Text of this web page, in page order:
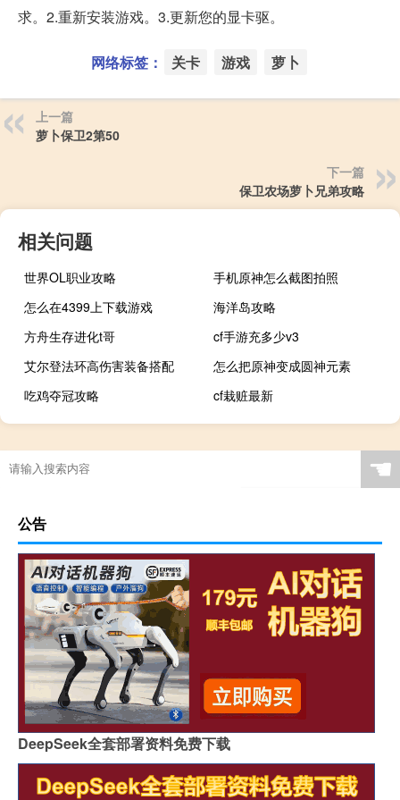
求。2.重新安装游戏。3.更新您的显卡驱。
网络标签： 关卡 游戏 萝卜
上一篇
萝卜保卫2第50
下一篇
保卫农场萝卜兄弟攻略
相关问题
世界OL职业攻略
手机原神怎么截图拍照
怎么在4399上下载游戏
海洋岛攻略
方舟生存进化t哥
cf手游充多少v3
艾尔登法环高伤害装备搭配
怎么把原神变成圆神元素
吃鸡夺冠攻略
cf栽赃最新
☚
公告
DeepSeek全套部署资料免费下载